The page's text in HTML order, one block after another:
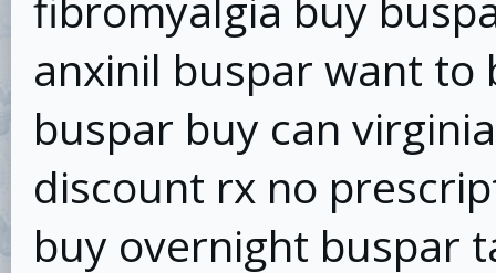
anxinil buspar want
buspar buy can
discount rx no
buy overnight buspar